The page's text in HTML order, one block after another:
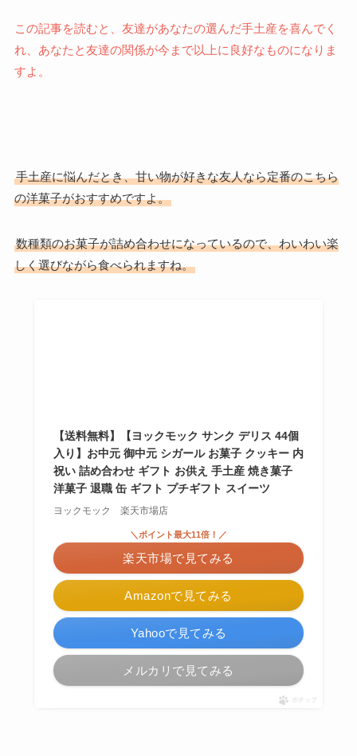
この記事を読むと、友達があなたの選んだ手土産を喜んでく
れ、あなたと友達の関係が今まで以上に良好なものになりま
すよ。
手土産に悩んだとき、甘い物が好きな友人なら定番のこちら
の洋菓子がおすすめですよ。
数種類のお菓子が詰め合わせになっているので、わいわい楽
しく選びながら食べられますね。
【送料無料】【ヨックモック サンク デリス 44個
入り】お中元 御中元 シガール お菓子 クッキー 内
祝い 詰め合わせ ギフト お供え 手土産 焼き菓子
洋菓子 退職 缶 ギフト プチギフト スイーツ
ヨックモック 楽天市場店
Amazonで見てみる
＼ポイント最大11倍！／
楽天市場で見てみる
Yahooで見てみる
メルカリで見てみる
ポチップ